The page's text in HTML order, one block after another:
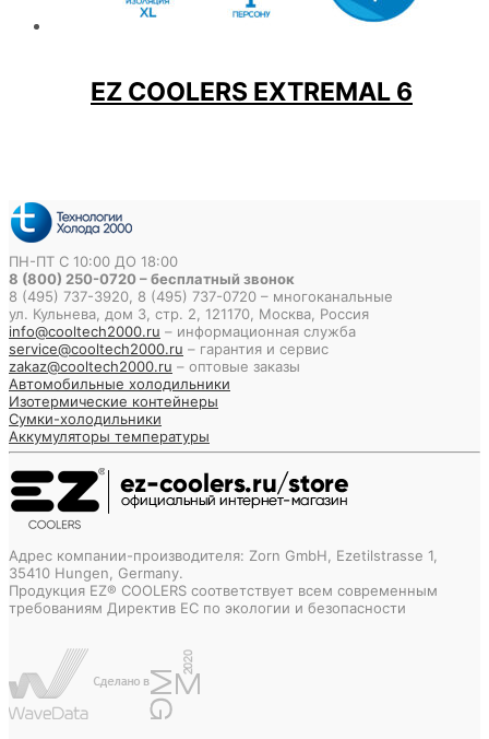
EZ COOLERS EXTREMAL 6
ПН-ПТ С 10:00 ДО 18:00
8 (800) 250-0720 – бесплатный звонок
8 (495) 737-3920, 8 (495) 737-0720 – многоканальные
ул. Кульнева, дом 3, стр. 2, 121170, Москва, Россия
info@cooltech2000.ru – информационная служба
service@cooltech2000.ru – гарантия и сервис
zakaz@cooltech2000.ru – оптовые заказы
Автомобильные холодильники
Изотермические контейнеры
Сумки-холодильники
Аккумуляторы температуры
Адрес компании-производителя: Zorn GmbH, Ezetilstrasse 1,
35410 Hungen, Germany.
Продукция EZ® COOLERS соответствует всем современным
требованиям Директив ЕС по экологии и безопасности